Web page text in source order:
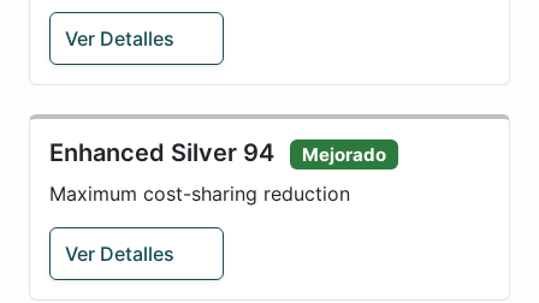
Ver Detalles
Enhanced Silver 94 Mejorado
Maximum cost-sharing reduction
Ver Detalles